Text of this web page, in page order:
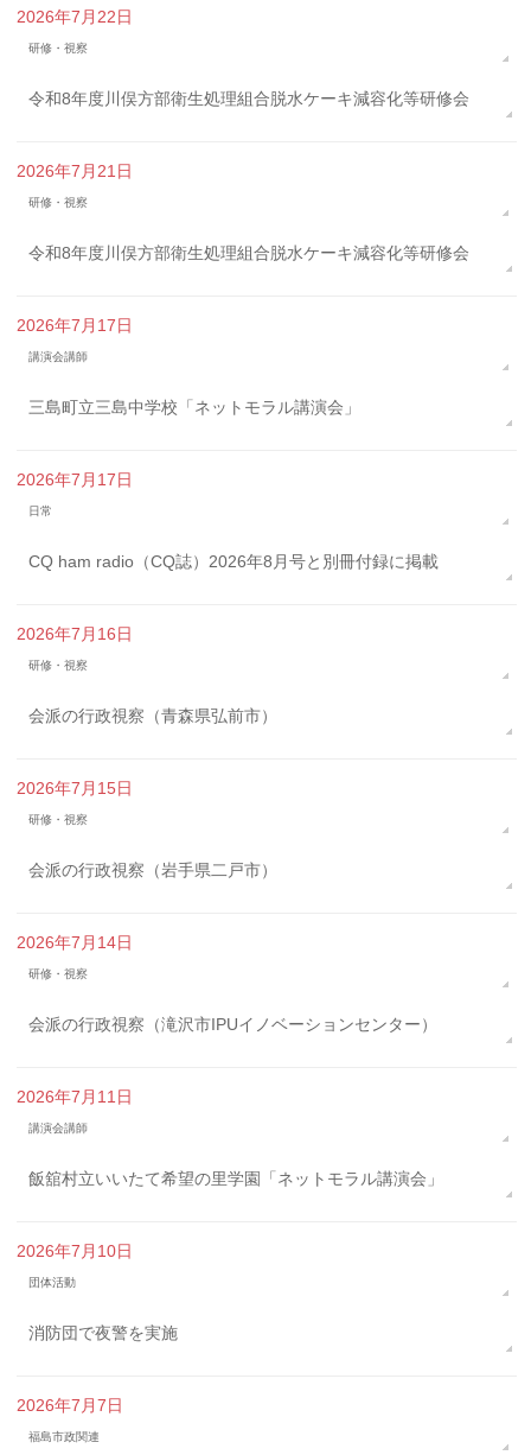
2026年7月22日
研修・視察
令和8年度川俣方部衛生処理組合脱水ケーキ減容化等研修会
2026年7月21日
研修・視察
令和8年度川俣方部衛生処理組合脱水ケーキ減容化等研修会
2026年7月17日
講演会講師
三島町立三島中学校「ネットモラル講演会」
2026年7月17日
日常
CQ ham radio（CQ誌）2026年8月号と別冊付録に掲載
2026年7月16日
研修・視察
会派の行政視察（青森県弘前市）
2026年7月15日
研修・視察
会派の行政視察（岩手県二戸市）
2026年7月14日
研修・視察
会派の行政視察（滝沢市IPUイノベーションセンター）
2026年7月11日
講演会講師
飯舘村立いいたて希望の里学園「ネットモラル講演会」
2026年7月10日
団体活動
消防団で夜警を実施
2026年7月7日
福島市政関連